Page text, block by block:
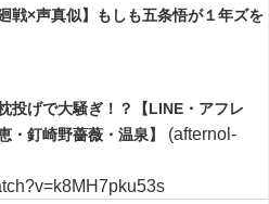
廻戦×声真似】もしも五条悟が１年ズを
投げで大騒ぎ！？【LINE・アフレ
・釘崎野薔薇・温泉】
(afternol-